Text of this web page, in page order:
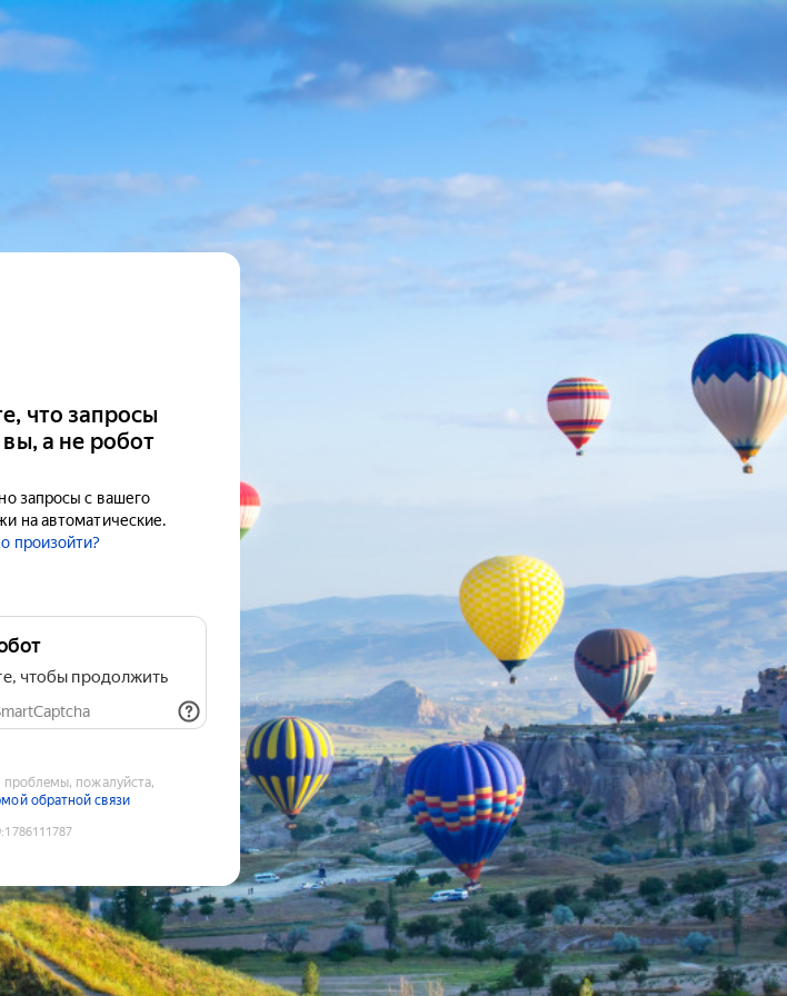
что запросы
а не робот
запросы с вашего
на автоматические.
произойти?
чтобы продолжить
проблемы, пожалуйста,
обратной связи
:1786111787